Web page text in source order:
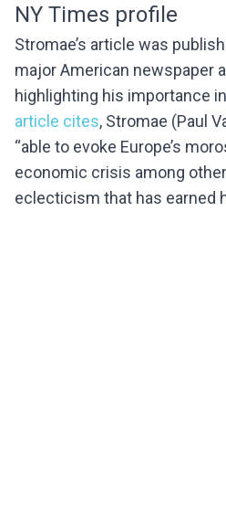
NY Times profile
Stromae’s article was
major American newspaper
highlighting his importance
article cites, Stromae (Paul
“able to evoke Europe’s
economic crisis among
eclecticism that has earned